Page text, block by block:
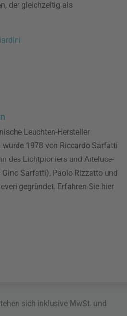
der gleichzeitig als
Leuchten-Hersteller
wurde 1978 von Riccardo Sarfatti
des Lichtpioniers und Arteluce-
Gino Sarfatti), Paolo Rizzatto und
gegründet. Erfahren Sie hier
sich inklusive MwSt. und